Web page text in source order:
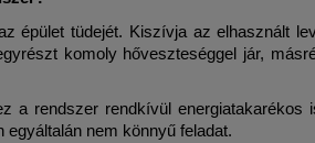
épület tüdejét. Kiszívja az elhasznált
komoly hőveszteséggel jár,
a rendszer rendkívül
nem könnyű feladat.